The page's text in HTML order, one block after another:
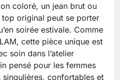
coloré, un jean brut ou
original peut se porter
soirée estivale. Comme
cette pièce unique est
soin dans l’atelier
pensé pour les femmes
confortables et